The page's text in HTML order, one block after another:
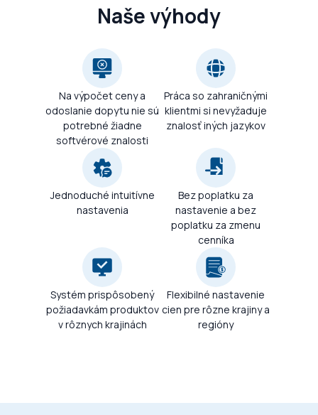
Naše výhody
Na výpočet ceny a
odoslanie dopytu nie sú
potrebné žiadne
softvérové ​​znalosti
Práca so zahraničnými
klientmi si nevyžaduje
znalosť iných jazykov
Jednoduché intuitívne
nastavenia
Bez poplatku za
nastavenie a bez
poplatku za zmenu
cenníka
Systém prispôsobený
požiadavkám produktov
v rôznych krajinách
Flexibilné nastavenie
cien pre rôzne krajiny a
regióny